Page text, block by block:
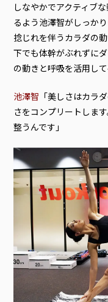
しなやかでアクティブ
るよう池澤智がしっかり
捻じれを伴うカラダの
下でも体幹がぶれずに
の動きと呼吸を活用して
池澤智 「美しさはカラ
さをコンプリートしま
整うんです」